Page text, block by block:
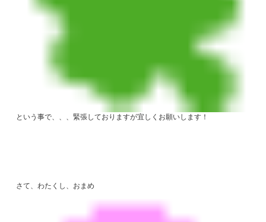
という事で、、、緊張しておりますが宜しくお願いします！
さて、わたくし、おまめ